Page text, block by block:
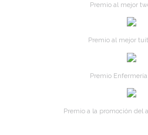
Premio al mejor
Premio al mejor
Premio Enfermería
Premio a la promoción del